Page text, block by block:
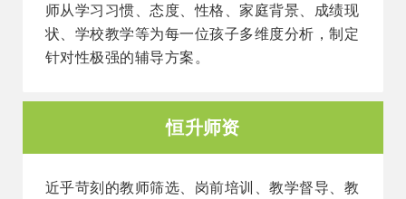
师从学习习惯、态度、性格、家庭背景、成绩现
状、学校教学等为每一位孩子多维度分析，制定
针对性极强的辅导方案。
恒升师资
近乎苛刻的教师筛选、岗前培训、教学督导、教